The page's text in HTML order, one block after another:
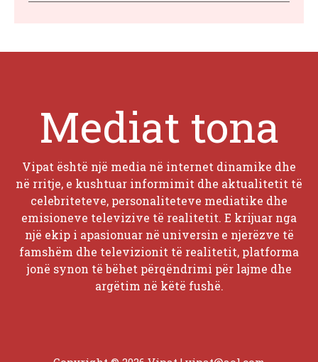
Mediat tona
Vipat është një media në internet dinamike dhe
në rritje, e kushtuar informimit dhe aktualitetit të
celebriteteve, personaliteteve mediatike dhe
emisioneve televizive të realitetit. E krijuar nga
një ekip i apasionuar në universin e njerëzve të
famshëm dhe televizionit të realitetit, platforma
jonë synon të bëhet përqëndrimi për lajme dhe
argëtim në këtë fushë.